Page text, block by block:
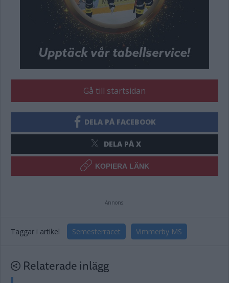
Gå till startsidan
DELA PÅ FACEBOOK
DELA PÅ X
KOPIERA LÄNK
Annons:
Taggar i artikel Semesterracet Vimmerby MS
Relaterade inlägg